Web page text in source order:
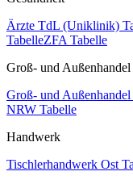
Ärzte TdL (Uniklinik)
TabelleZFA Tabelle
Groß- und Außenhandel
Groß- und
NRW Tabelle
Handwerk
Tischlerhandwerk Ost